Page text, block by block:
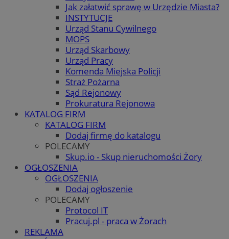
Jak załatwić sprawę w Urzędzie Miasta?
INSTYTUCJE
Urząd Stanu Cywilnego
MOPS
Urząd Skarbowy
Urząd Pracy
Komenda Miejska Policji
Straż Pożarna
Sąd Rejonowy
Prokuratura Rejonowa
KATALOG FIRM
KATALOG FIRM
Dodaj firmę do katalogu
POLECAMY
Skup.io - Skup nieruchomości Żory
OGŁOSZENIA
OGŁOSZENIA
Dodaj ogłoszenie
POLECAMY
Protocol IT
Pracuj.pl - praca w Żorach
REKLAMA